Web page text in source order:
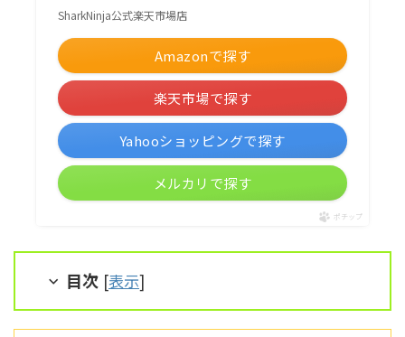
SharkNinja公式楽天市場店
Amazonで探す
楽天市場で探す
Yahooショッピングで探す
メルカリで探す
ポチップ
目次 [表示]